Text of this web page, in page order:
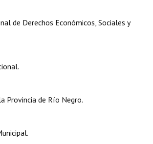
Letrada
de Derechos Económicos, Sociales y
Provincia de Río Negro.